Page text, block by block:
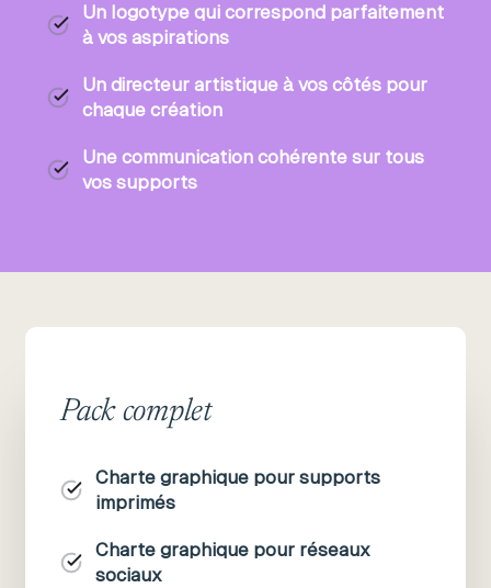
Un logotype qui correspond parfaitement
à vos aspirations
Un directeur artistique à vos côtés pour
chaque création
Une communication cohérente sur tous
vos supports
Pack complet
Charte graphique pour supports
imprimés
Charte graphique pour réseaux
sociaux